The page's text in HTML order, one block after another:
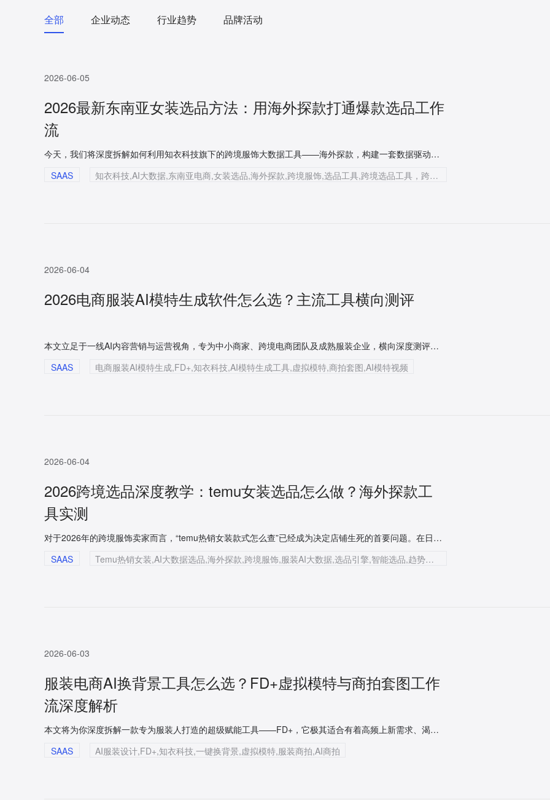
全部 企业动态 行业趋势 品牌活动
2026-06-05
2026最新东南亚女装选品方法：用海外探款打通爆款选品工作
流
今天，我们将深度拆解如何利用知衣科技旗下的跨境服饰大数据工具——海外探款，构建一套数据驱动的爆款选品工作流，帮助卖家告别“凭感觉开款”。
SAAS
知衣科技,AI大数据,东南亚电商,女装选品,海外探款,跨境服饰,选品工具,跨境选品工具，跨境电商选品工具
2026-06-04
2026电商服装AI模特生成软件怎么选？主流工具横向测评
本文立足于一线AI内容营销与运营视角，专为中小商家、跨境电商团队及成熟服装企业，横向深度测评市面最受关注的5款AI视觉工具，一句话讲清它们分别解决了什么痛点，并附上切实可行的高转化工作流指引。
SAAS
电商服装AI模特生成,FD+,知衣科技,AI模特生成工具,虚拟模特,商拍套图,AI模特视频
2026-06-04
2026跨境选品深度教学：temu女装选品怎么做？海外探款工
具实测
对于2026年的跨境服饰卖家而言，“temu热销女装款式怎么查”已经成为决定店铺生死的首要问题。在日均上新超万件的极速竞争中，传统的凭借经验测款模式往往严重滞后于市场变化。本文将为您深度拆解，如何通过知衣科技旗下专为出海商家打造的AI大数据选品引擎——海外探款，精准锁定Temu女装爆款趋势，彻底告别盲目铺货的选品困境。
SAAS
Temu热销女装,AI大数据选品,海外探款,跨境服饰,服装AI大数据,选品引擎,智能选品,趋势分析,跨境服装选品
2026-06-03
服装电商AI换背景工具怎么选？FD+虚拟模特与商拍套图工作
流深度解析
本文将为你深度拆解一款专为服装人打造的超级赋能工具——FD+，它极其适合有着高频上新需求、渴望大幅降低商拍成本的电商卖家和服装品牌。通过本文的实测拆解，你将彻底掌握从“虚拟模特”到“生成高转化商拍套图”的完整提效链路。
SAAS
AI服装设计,FD+,知衣科技,一键换背景,虚拟模特,服装商拍,AI商拍